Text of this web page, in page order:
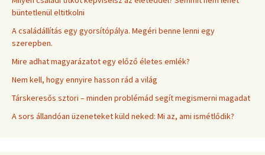
büntetlenül eltitkolni
A családállítás egy gyorsítópálya. Megéri benne lenni egy
szerepben.
Mire adhat magyarázatot egy előző életes emlék?
Nem kell, hogy ennyire hasson rád a világ
Társkeresős sztori – minden problémád segít megismerni magadat
A sors állandóan üzeneteket küld neked: Mi az, ami ismétlődik?